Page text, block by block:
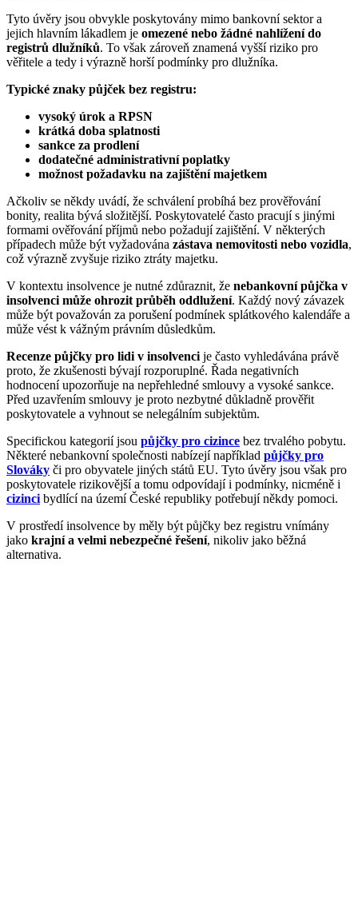
Tyto úvěry jsou obvykle poskytovány mimo bankovní sektor a
jejich hlavním lákadlem je omezené nebo žádné nahlížení do
registrů dlužníků. To však zároveň znamená vyšší riziko pro
věřitele a tedy i výrazně horší podmínky pro dlužníka.
Typické znaky půjček bez registru:
vysoký úrok a RPSN
krátká doba splatnosti
sankce za prodlení
dodatečné administrativní poplatky
možnost požadavku na zajištění majetkem
Ačkoliv se někdy uvádí, že schválení probíhá bez prověřování
bonity, realita bývá složitější. Poskytovatelé často pracují s jinými
formami ověřování příjmů nebo požadují zajištění. V některých
případech může být vyžadována zástava nemovitosti nebo vozidla,
což výrazně zvyšuje riziko ztráty majetku.
V kontextu insolvence je nutné zdůraznit, že nebankovní půjčka v
insolvenci může ohrozit průběh oddlužení. Každý nový závazek
může být považován za porušení podmínek splátkového kalendáře a
může vést k vážným právním důsledkům.
Recenze půjčky pro lidi v insolvenci je často vyhledávána právě
proto, že zkušenosti bývají rozporuplné. Řada negativních
hodnocení upozorňuje na nepřehledné smlouvy a vysoké sankce.
Před uzavřením smlouvy je proto nezbytné důkladně prověřit
poskytovatele a vyhnout se nelegálním subjektům.
Specifickou kategorií jsou půjčky pro cizince bez trvalého pobytu.
Některé nebankovní společnosti nabízejí například půjčky pro
Slováky či pro obyvatele jiných států EU. Tyto úvěry jsou však pro
poskytovatele rizikovější a tomu odpovídají i podmínky, nicméně i
cizinci bydlící na území České republiky potřebují někdy pomoci.
V prostředí insolvence by měly být půjčky bez registru vnímány
jako krajní a velmi nebezpečné řešení, nikoliv jako běžná
alternativa.